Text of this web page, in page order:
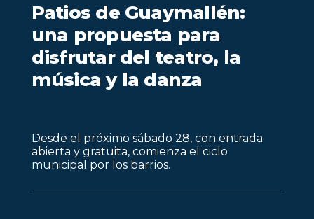
Patios de Guaymallén:
una propuesta para
disfrutar del teatro, la
música y la danza
Desde el próximo sábado 28, con entrada
abierta y gratuita, comienza el ciclo
municipal por los barrios.